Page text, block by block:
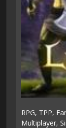
RPG, TPP,
Multiplayer,